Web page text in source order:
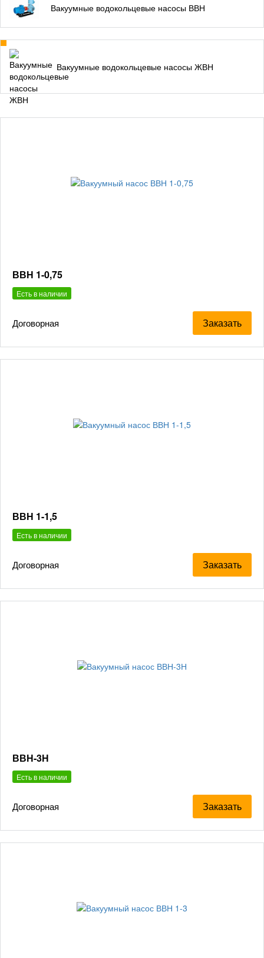
Вакуумные водокольцевые насосы ВВН
Вакуумные водокольцевые насосы ЖВН
ВВН 1-0,75
Есть в наличии
Договорная Заказать
ВВН 1-1,5
Есть в наличии
Договорная Заказать
ВВН-3Н
Есть в наличии
Договорная Заказать